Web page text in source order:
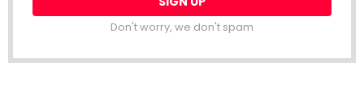
Don't worry, we don't spam